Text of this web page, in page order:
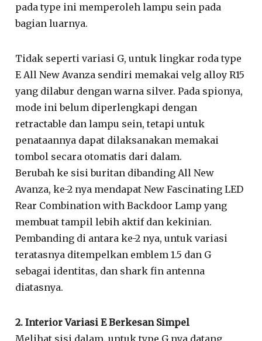
pada type ini memperoleh lampu sein pada
bagian luarnya.
Tidak seperti variasi G, untuk lingkar roda type
E All New Avanza sendiri memakai velg alloy R15
yang dilabur dengan warna silver. Pada spionya,
mode ini belum diperlengkapi dengan
retractable dan lampu sein, tetapi untuk
penataannya dapat dilaksanakan memakai
tombol secara otomatis dari dalam.
Berubah ke sisi buritan dibanding All New
Avanza, ke-2 nya mendapat New Fascinating LED
Rear Combination with Backdoor Lamp yang
membuat tampil lebih aktif dan kekinian.
Pembanding di antara ke-2 nya, untuk variasi
teratasnya ditempelkan emblem 1.5 dan G
sebagai identitas, dan shark fin antenna
diatasnya.
2. Interior Variasi E Berkesan Simpel
Melihat sisi dalam, untuk type G nya datang